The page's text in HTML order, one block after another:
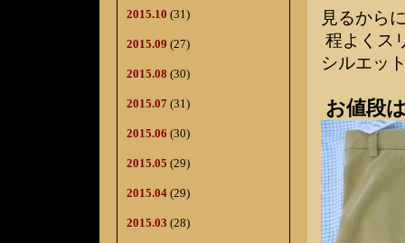
2015.10 (31)
2015.09 (27)
2015.08 (30)
2015.07 (31)
2015.06 (30)
2015.05 (29)
2015.04 (29)
2015.03 (28)
見るから
程よくス
シルエッ
お値段